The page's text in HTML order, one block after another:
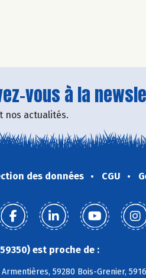
vous à la
nos actualités.
des données CGU
est proche de :
59280 Bois-Grenier,